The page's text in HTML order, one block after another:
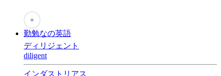
♥
勤勉なの英語
ディリジェント
diligent
インダストリアス